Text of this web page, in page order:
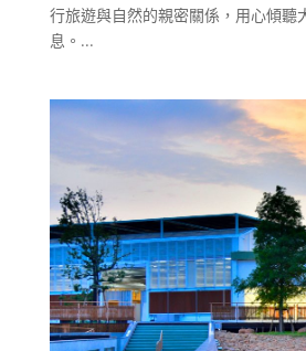
行旅遊與自然的親密關係，用心傾聽
息。...